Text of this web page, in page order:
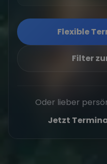
Flexible
Filter
Oder lieber
Jetzt